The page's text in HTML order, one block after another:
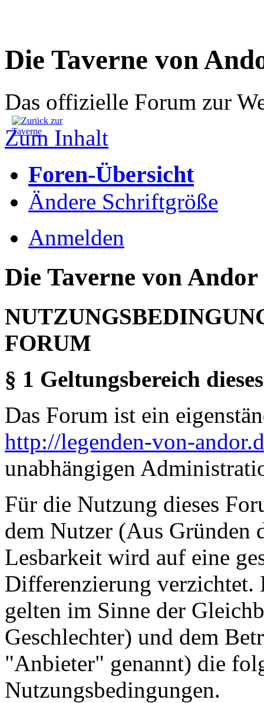
Die Taverne von
Das offizielle Forum zur
Zum Inhalt
Foren-Übersicht
Ändere Schriftgröße
Anmelden
Die Taverne von
FORUM
§ 1 Geltungsbereich
Das Forum ist ein
http://legenden-von-
unabhängigen
Für die Nutzung dieses
dem Nutzer (Aus Gründen
Lesbarkeit wird auf eine
Differenzierung verzichtet.
gelten im Sinne der
Geschlechter) und dem
"Anbieter" genannt) die
Nutzungsbedingungen.